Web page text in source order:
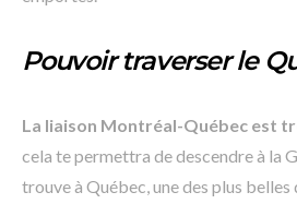
Pouvoir traverser le
La liaison Montréal-Québec est
cela te permettra de descendre à la
trouve à Québec, une des plus belles